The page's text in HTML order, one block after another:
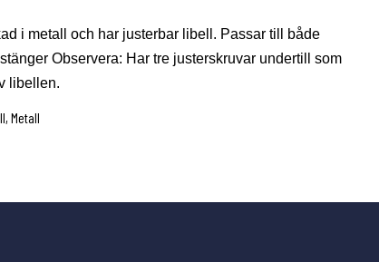
i metall och har justerbar libell. Passar till både
Observera: Har tre justerskruvar undertill som
libellen.
Metall